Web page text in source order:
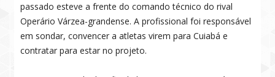
passado esteve a frente do comando técnico do rival
Operário Várzea-grandense. A profissional foi responsável
em sondar, convencer a atletas virem para Cuiabá e
contratar para estar no projeto.